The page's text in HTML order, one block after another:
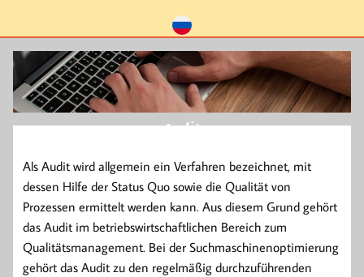
Audit
Als Audit wird allgemein ein Verfahren bezeichnet, mit
dessen Hilfe der Status Quo sowie die Qualität von
Prozessen ermittelt werden kann. Aus diesem Grund gehört
das Audit im betriebswirtschaftlichen Bereich zum
Qualitätsmanagement. Bei der Suchmaschinenoptimierung
gehört das Audit zu den regelmäßig durchzuführenden